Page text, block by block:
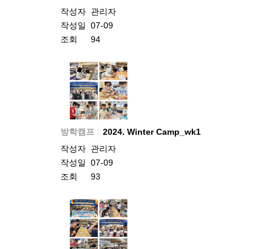
작성자 관리자
작성일
07-09
조회
94
방학캠프
2024. Winter Camp_wk1
작성자 관리자
작성일
07-09
조회
93